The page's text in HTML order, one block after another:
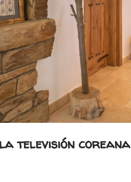
televisión coreana